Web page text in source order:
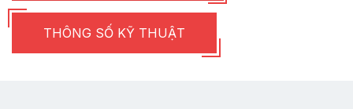
THÔNG SỐ KỸ THUẬT